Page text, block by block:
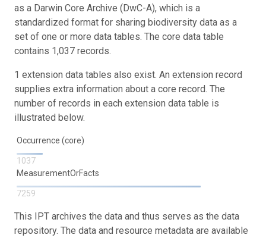
as a Darwin Core Archive (DwC-A), which is a
standardized format for sharing biodiversity data as a
set of one or more data tables. The core data table
contains 1,037 records.
1 extension data tables also exist. An extension record
supplies extra information about a core record. The
number of records in each extension data table is
illustrated below.
Occurrence (core)
1037
MeasurementOrFacts
7259
This IPT archives the data and thus serves as the data
repository. The data and resource metadata are available